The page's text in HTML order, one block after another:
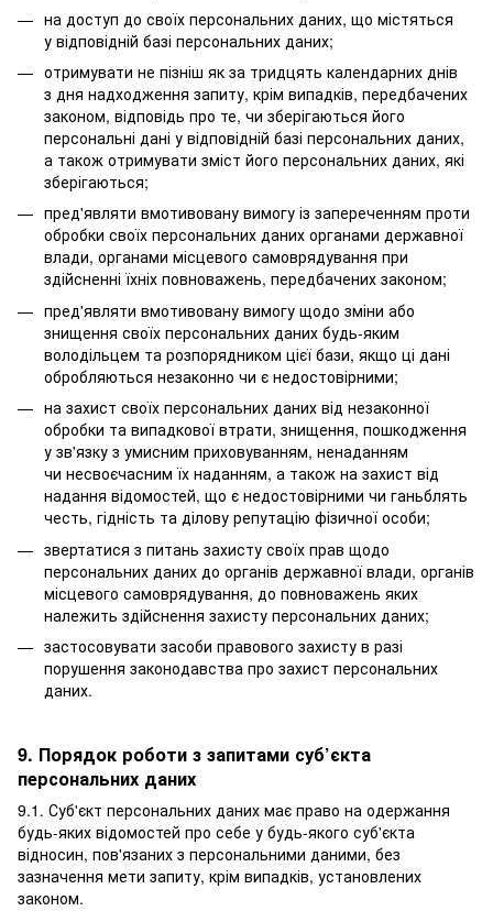
на доступ до своїх персональних даних, що містяться
у відповідній базі персональних даних;
отримувати не пізніш як за тридцять календарних днів
з дня надходження запиту, крім випадків, передбачених
законом, відповідь про те, чи зберігаються його
персональні дані у відповідній базі персональних даних,
а також отримувати зміст його персональних даних, які
зберігаються;
пред'являти вмотивовану вимогу із запереченням проти
обробки своїх персональних даних органами державної
влади, органами місцевого самоврядування при
здійсненні їхніх повноважень, передбачених законом;
пред'являти вмотивовану вимогу щодо зміни або
знищення своїх персональних даних будь-яким
володільцем та розпорядником цієї бази, якщо ці дані
обробляються незаконно чи є недостовірними;
на захист своїх персональних даних від незаконної
обробки та випадкової втрати, знищення, пошкодження
у зв'язку з умисним приховуванням, ненаданням
чи несвоєчасним їх наданням, а також на захист від
надання відомостей, що є недостовірними чи ганьблять
честь, гідність та ділову репутацію фізичної особи;
звертатися з питань захисту своїх прав щодо
персональних даних до органів державної влади, органів
місцевого самоврядування, до повноважень яких
належить здійснення захисту персональних даних;
застосовувати засоби правового захисту в разі
порушення законодавства про захист персональних
даних.
9. Порядок роботи з запитами суб’єкта
персональних даних
9.1. Суб'єкт персональних даних має право на одержання
будь-яких відомостей про себе у будь-якого суб'єкта
відносин, пов'язаних з персональними даними, без
зазначення мети запиту, крім випадків, установлених
законом.